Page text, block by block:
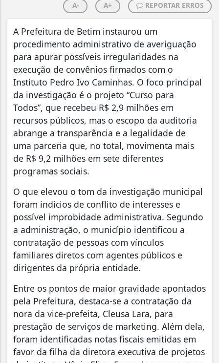
A- A+ REPORTAR ERROS
A Prefeitura de Betim instaurou um
procedimento administrativo de averiguação
para apurar possíveis irregularidades na
execução de convênios firmados com o
Instituto Pedro Ivo Caminhas. O foco principal
da investigação é o projeto “Curso para
Todos”, que recebeu R$ 2,9 milhões em
recursos públicos, mas o escopo da auditoria
abrange a transparência e a legalidade de
uma parceria que, no total, movimenta mais
de R$ 9,2 milhões em sete diferentes
programas sociais.
O que elevou o tom da investigação municipal
foram indícios de conflito de interesses e
possível improbidade administrativa. Segundo
a administração, o município identificou a
contratação de pessoas com vínculos
familiares diretos com agentes públicos e
dirigentes da própria entidade.
Entre os pontos de maior gravidade apontados
pela Prefeitura, destaca-se a contratação da
nora da vice-prefeita, Cleusa Lara, para
prestação de serviços de marketing. Além dela,
foram identificadas notas fiscais emitidas em
favor da filha da diretora executiva de projetos